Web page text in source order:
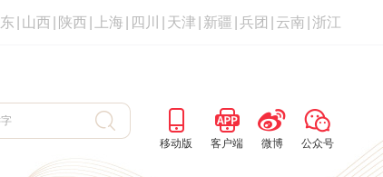
山西 陕西 上海 四川 天津 新疆 兵团 云南 浙江
移动版 客户端 微博 公众号